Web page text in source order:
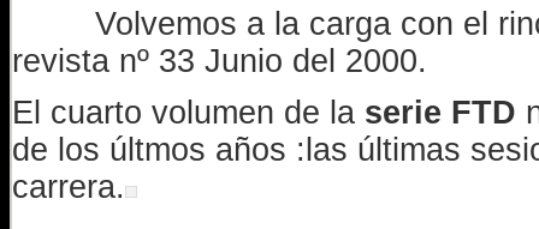
Volvemos a la carga con el
revista nº 33 Junio del 2000.
El cuarto volumen de la serie FTD
de los últmos años :las últimas
carrera.